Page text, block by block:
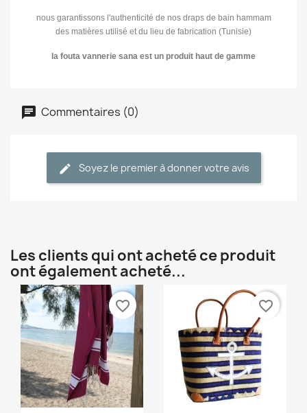
nous garantissons l'authenticité de nos draps de bain hammam
des matières utilisé et du lieu de fabrication (Tunisie)
la fouta vannerie sana est un produit haut de gamme
Commentaires (0)
Soyez le premier à donner votre avis
Les clients qui ont acheté ce produit
ont également acheté...
favorite_border favorite_border